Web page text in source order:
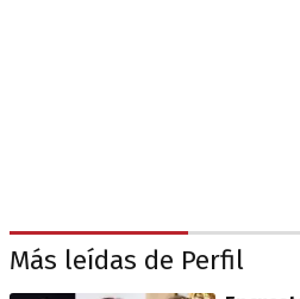
Más leídas de Perfil